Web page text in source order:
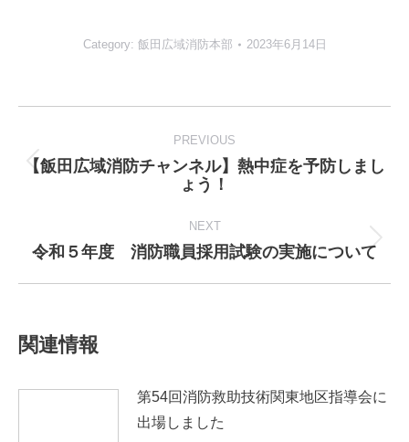
Category: 飯田広域消防本部 2023年6月14日
navigation
PREVIOUS
Previous
post:
【飯田広域消防チャンネル】熱中症を予防しまし
ょう！
NEXT
Next
令和５年度 消防職員採用試験の実施について
関連情報
第54回消防救助技術関東地区指導会に
出場しました